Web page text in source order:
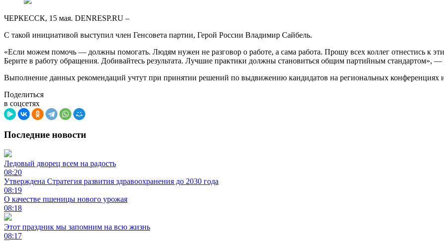
ЧЕРКЕССК, 15 мая. DENRESP.RU –
С такой инициативой выступил член Генсовета партии, Герой России Владимир Сайбель.
«Если можем помочь — должны помогать. Людям нужен не разговор о работе, а сама работа. Прошу всех коллег отнестись к
Берите в работу обращения. Добивайтесь результата. Лучшие практики должны становиться общим партийным стандартом», —
Выполнение данных рекомендаций учтут при принятии решений по выдвижению кандидатов на региональных конференциях
Поделиться
в соцсетях
Последние новости
Ледовый дворец всем на радость
08:20
Утверждена Стратегия развития здравоохранения до 2030 года
08:19
О качестве пшеницы нового урожая
08:18
Этот праздник мы запомним на всю жизнь
08:17